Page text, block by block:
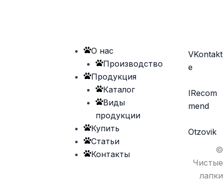
О нас
Производство
Продукция
Каталог
Виды
продукции
Купить
Статьи
Контакты
VKontakt
e
IRecom
mend
Otzovik
©
Чистые
лапки